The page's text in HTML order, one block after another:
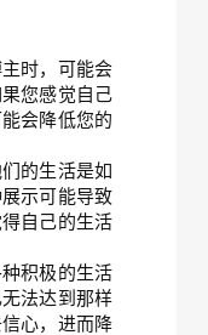
时，可能会
您感觉自己
会降低您的
的生活是如
示可能导致
自己的生活
积极的生活
法达到那样
心，进而降